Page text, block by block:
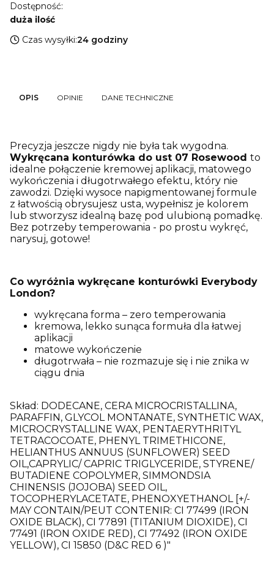
Dostępność:
duża ilość
Czas wysyłki:24 godziny
OPIS OPINIE DANE TECHNICZNE
Precyzja jeszcze nigdy nie była tak wygodna.
Wykręcana konturówka do ust 07 Rosewood to
idealne połączenie kremowej aplikacji, matowego
wykończenia i długotrwałego efektu, który nie
zawodzi. Dzięki wysoce napigmentowanej formule
z łatwością obrysujesz usta, wypełnisz je kolorem
lub stworzysz idealną bazę pod ulubioną pomadkę.
Bez potrzeby temperowania - po prostu wykręć,
narysuj, gotowe!
Co wyróżnia wykręcane konturówki Everybody
London?
wykręcana forma – zero temperowania
kremowa, lekko sunąca formuła dla łatwej
aplikacji
matowe wykończenie
długotrwała – nie rozmazuje się i nie znika w
ciągu dnia
Skład: DODECANE, CERA MICROCRISTALLINA,
PARAFFIN, GLYCOL MONTANATE, SYNTHETIC WAX,
MICROCRYSTALLINE WAX, PENTAERYTHRITYL
TETRACOCOATE, PHENYL TRIMETHICONE,
HELIANTHUS ANNUUS (SUNFLOWER) SEED
OIL,CAPRYLIC/ CAPRIC TRIGLYCERIDE, STYRENE/
BUTADIENE COPOLYMER, SIMMONDSIA
CHINENSIS (JOJOBA) SEED OIL,
TOCOPHERYLACETATE, PHENOXYETHANOL [+/-
MAY CONTAIN/PEUT CONTENIR: CI 77499 (IRON
OXIDE BLACK), CI 77891 (TITANIUM DIOXIDE), CI
77491 (IRON OXIDE RED), CI 77492 (IRON OXIDE
YELLOW), CI 15850 (D&C RED 6 )"